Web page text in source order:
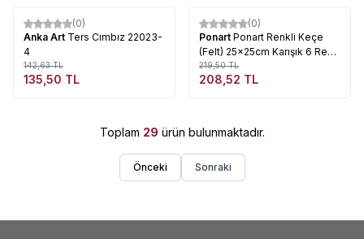
%5
(0)
Anka Art Ters Cımbız 22023-
4
142,63TL
135,50 TL
%5
(0)
Ponart Ponart Renkli Keçe
(Felt) 25x25cm Karışık 6 Renk
Kod: PFS-02
219,50TL
208,52 TL
Toplam 29 ürün bulunmaktadır.
Önceki Sonraki